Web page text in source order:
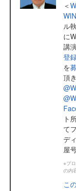
＜
ル
に
講
登
を
頂
ト
て
デ
屋
※プ
の内
こ